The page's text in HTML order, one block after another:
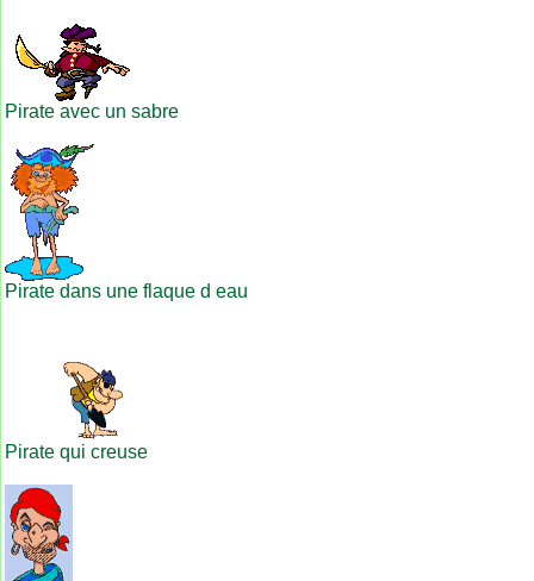
Pirate avec un sabre
Pirate dans une flaque d eau
Pirate qui creuse